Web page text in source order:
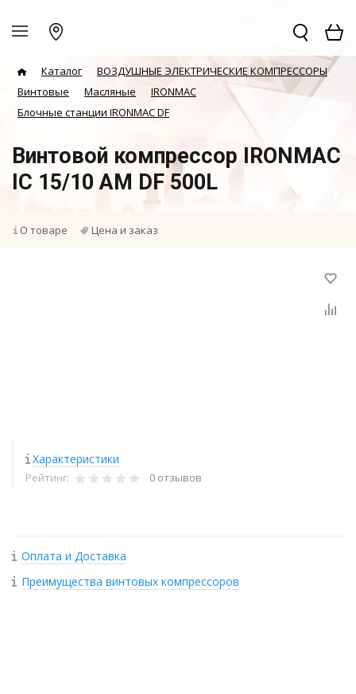
Каталог
ВОЗДУШНЫЕ ЭЛЕКТРИЧЕСКИЕ КОМПРЕССОРЫ
Винтовые
Масляные
IRONMAC
Блочные станции IRONMAC DF
Винтовой компрессор IRONMAC
IC 15/10 AM DF 500L
О товаре Цена и заказ
Характеристики
Рейтинг: 0 отзывов
Оплата и Доставка
Преимущества винтовых компрессоров